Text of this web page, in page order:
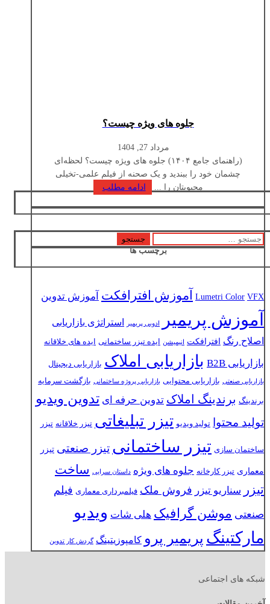
جلوه های ویژه چیست؟
مرداد 27, 1404
(راهنمای جامع ۱۴۰۴) جلوه های ویژه چیست؟ لحظه‌ای
چشمان خود را ببندید و یک صحنه از فیلم علمی-تخیلی
محبوبتان را ...
ادامه مطلب
جستجو
برچسب ها
Lumetri Color VFX آموزش افترافکت آموزش تدوین
آموزش پریمیر ادوبی پریمیر
استراتژی بازاریابی
اصلاح رنگ افترافکت انیمیشن ایده تیزر ساختمانی ایده های خلاقانه
بازاریابی B2B بازاریابی املاک بازاریابی دیجیتال
بازاریابی صنعتی بازاریابی محتوایی بازاریابی پروژه ساختمانی بازگشت سرمایه
برندینگ برندینگ املاک تدوین حرفه ای تدوین ویدیو
تولید محتوا تولید ویدیو تیزر تبلیغاتی تیزر خلاقانه تیزر
ساختمان سازی تیزر ساختمانی تیزر صنعتی تیزر
معماری تیزر کارخانه جلوه های ویژه داستان سرایی ساخت
تیزر سناریو تیزر فروش ملک فیلمبرداری معماری فیلم
صنعتی موشن گرافیک هلی شات ویدیو
مارکتینگ پریمیر پرو کامپوزیتینگ گردش کار تدوین
شبکه های اجتماعی